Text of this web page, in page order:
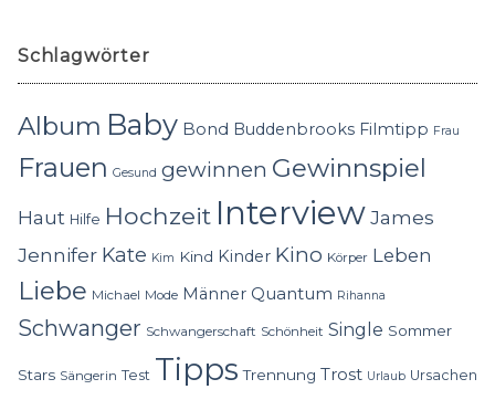
Schlagwörter
Album Baby Bond Buddenbrooks Filmtipp Frau
Frauen Gesund gewinnen Gewinnspiel
Haut Hilfe Hochzeit InterviewJames
Jennifer Kate Kim Kind Kinder Kino Körper Leben
Liebe Michael Mode Männer Quantum Rihanna
Schwanger Schwangerschaft Schönheit Single Sommer
Stars Sängerin Test Tipps Trennung Trost Urlaub Ursachen